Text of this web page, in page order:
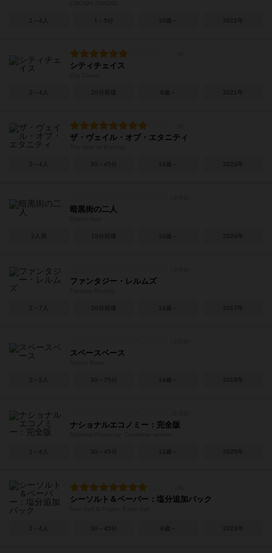
1～4人 1～5分 10歳～ 2022年
シティチェイス
2～4人 20分前後 8歳～ 2021年
ザ・ヴェイル・オブ・エタニティ
2～4人 30～45分 14歳～ 2023年
暗黒街の二人
2人用 15分前後 10歳～ 2024年
ファンタジー・レルムズ
2～7人 20分前後 14歳～ 2017年
スペースベース
2～5人 30～75分 14歳～ 2018年
ナショナルエコノミー：完全版
1～4人 30～45分 12歳～ 2025年
シーソルト＆ペーパー：塩分追加パック
2～4人 30～45分 8歳～ 2023年